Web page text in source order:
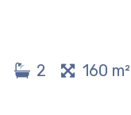
2 160 m²